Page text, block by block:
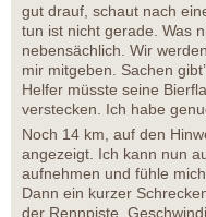
gut drauf, schaut nach
tun ist nicht gerade. Was
nebensächlich. Wir
mir mitgeben. Sachen
Helfer müsste seine
verstecken. Ich habe
Noch 14 km, auf den
angezeigt. Ich kann nun
aufnehmen und fühle
Dann ein kurzer
der Rennpiste.